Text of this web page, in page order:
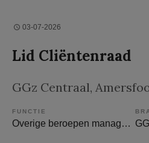
03-07-2026
Lid Cliëntenraad
GGz Centraal,
FUNCTIE
Overige beroepen management